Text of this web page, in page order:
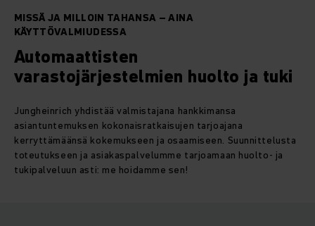
MISSÄ JA MILLOIN TAHANSA – AINA
KÄYTTÖVALMIUDESSA
Automaattisten
varastojärjestelmien huolto ja tuki
Jungheinrich yhdistää valmistajana hankkimansa
asiantuntemuksen kokonaisratkaisujen tarjoajana
kerryttämäänsä kokemukseen ja osaamiseen. Suunnittelusta
toteutukseen ja asiakaspalvelumme tarjoamaan huolto- ja
tukipalveluun asti: me hoidamme sen!